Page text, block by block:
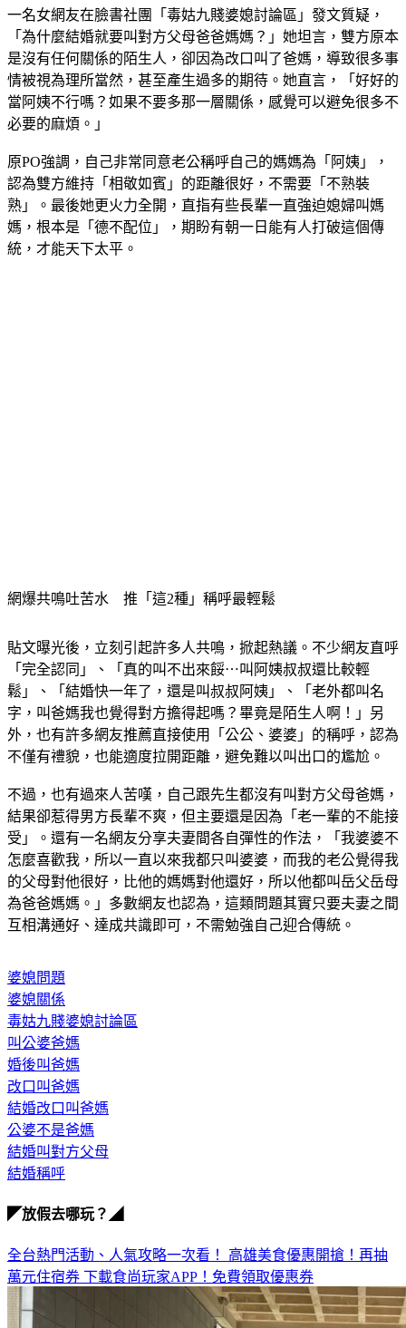
一名女網友在臉書社團「毒姑九賤婆媳討論區」發文質疑，
「為什麼結婚就要叫對方父母爸爸媽媽？」她坦言，雙方原本
是沒有任何關係的陌生人，卻因為改口叫了爸媽，導致很多事
情被視為理所當然，甚至產生過多的期待。她直言，「好好的
當阿姨不行嗎？如果不要多那一層關係，感覺可以避免很多不
必要的麻煩。」
原PO強調，自己非常同意老公稱呼自己的媽媽為「阿姨」，
認為雙方維持「相敬如賓」的距離很好，不需要「不熟裝
熟」。最後她更火力全開，直指有些長輩一直強迫媳婦叫媽
媽，根本是「德不配位」，期盼有朝一日能有人打破這個傳
統，才能天下太平。
網爆共鳴吐苦水　推「這2種」稱呼最輕鬆
貼文曝光後，立刻引起許多人共鳴，掀起熱議。不少網友直呼
「完全認同」、「真的叫不出來餒⋯叫阿姨叔叔還比較輕
鬆」、「結婚快一年了，還是叫叔叔阿姨」、「老外都叫名
字，叫爸媽我也覺得對方擔得起嗎？畢竟是陌生人啊！」另
外，也有許多網友推薦直接使用「公公、婆婆」的稱呼，認為
不僅有禮貌，也能適度拉開距離，避免難以叫出口的尷尬。
不過，也有過來人苦嘆，自己跟先生都沒有叫對方父母爸媽，
結果卻惹得男方長輩不爽，但主要還是因為「老一輩的不能接
受」。還有一名網友分享夫妻間各自彈性的作法，「我婆婆不
怎麼喜歡我，所以一直以來我都只叫婆婆，而我的老公覺得我
的父母對他很好，比他的媽媽對他還好，所以他都叫岳父岳母
為爸爸媽媽。」多數網友也認為，這類問題其實只要夫妻之間
互相溝通好、達成共識即可，不需勉強自己迎合傳統。
婆媳問題
婆媳關係
毒姑九賤婆媳討論區
叫公婆爸媽
婚後叫爸媽
改口叫爸媽
結婚改口叫爸媽
公婆不是爸媽
結婚叫對方父母
結婚稱呼
◤放假去哪玩？◢
全台熱門活動、人氣攻略一次看！ 高雄美食優惠開搶！再抽
萬元住宿券 下載食尚玩家APP！免費領取優惠券